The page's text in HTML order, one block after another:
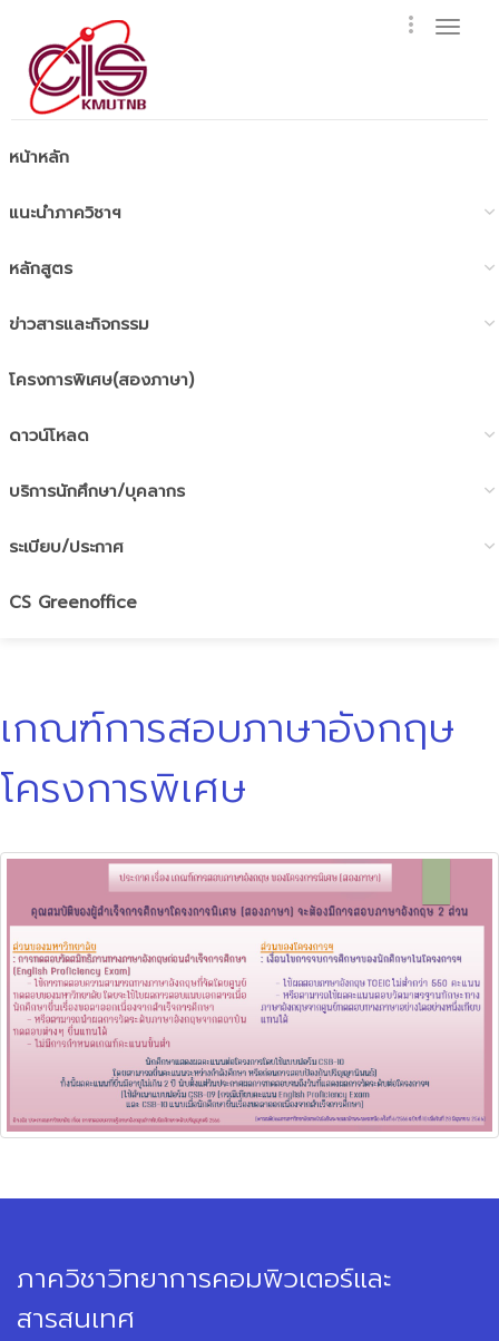
หน้าหลัก
แนะนำภาควิชาฯ
หลักสูตร
ข่าวสารและกิจกรรม
โครงการพิเศษ(สองภาษา)
ดาวน์โหลด
บริการนักศึกษา/บุคลากร
ระเบียบ/ประกาศ
CS Greenoffice
เกณฑ์การสอบภาษาอังกฤษ
โครงการพิเศษ
ภาควิชาวิทยาการคอมพิวเตอร์และ
สารสนเทศ